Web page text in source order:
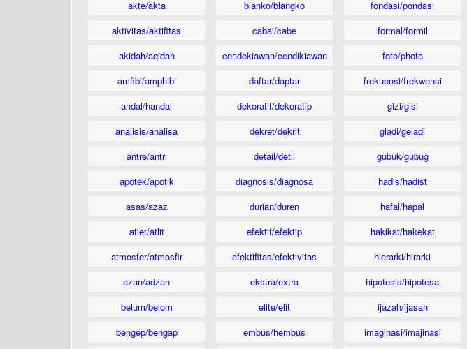
akte/akta
aktivitas/aktifitas
akidah/aqidah
amfibi/amphibi
andal/handal
analisis/analisa
antre/antri
apotek/apotik
asas/azaz
atlet/atlit
atmosfer/atmosfir
azan/adzan
belum/belom
bengep/bengap
blanko/blangko
cabai/cabe
cendekiawan/cendikiawan
daftar/daptar
dekoratif/dekoratip
dekret/dekrit
detail/detil
diagnosis/diagnosa
durian/duren
efektif/efektip
efektifitas/efektivitas
ekstra/extra
elite/elit
embus/hembus
fondasi/pondasi
formal/formil
foto/photo
frekuensi/frekwensi
gizi/gisi
gladi/geladi
gubuk/gubug
hadis/hadist
hafal/hapal
hakikat/hakekat
hierarki/hirarki
hipotesis/hipotesa
ijazah/ijasah
imaginasi/imajinasi